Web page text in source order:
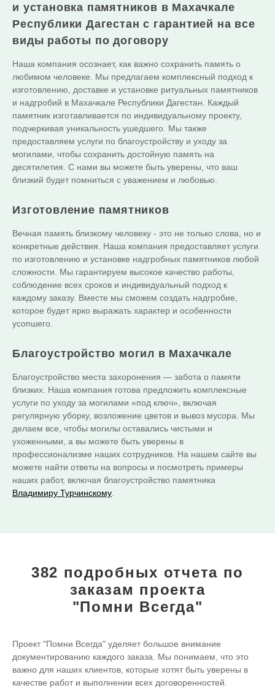
и установка памятников в Махачкале
Республики Дагестан с гарантией на все
виды работы по договору
Наша компания осознает, как важно сохранить память о
любимом человеке. Мы предлагаем комплексный подход к
изготовлению, доставке и установке ритуальных памятников
и надгробий в Махачкале Республики Дагестан. Каждый
памятник изготавливается по индивидуальному проекту,
подчеркивая уникальность ушедшего. Мы также
предоставляем услуги по благоустройству и уходу за
могилами, чтобы сохранить достойную память на
десятилетия. С нами вы можете быть уверены, что ваш
близкий будет помниться с уважением и любовью.
Изготовление памятников
Вечная память близкому человеку - это не только слова, но и
конкретные действия. Наша компания предоставляет услуги
по изготовлению и установке надгробных памятников любой
сложности. Мы гарантируем высокое качество работы,
соблюдение всех сроков и индивидуальный подход к
каждому заказу. Вместе мы сможем создать надгробие,
которое будет ярко выражать характер и особенности
усопшего.
Благоустройство могил в Махачкале
Благоустройство места захоронения — забота о памяти
близких. Наша компания готова предложить комплексные
услуги по уходу за могилами «под ключ», включая
регулярную уборку, возложение цветов и вывоз мусора. Мы
делаем все, чтобы могилы оставались чистыми и
ухоженными, а вы можете быть уверены в
профессионализме наших сотрудников. На нашем сайте вы
можете найти ответы на вопросы и посмотреть примеры
наших работ, включая благоустройство памятника
Владимиру Турчинскому
382 подробных отчета по
заказам проекта
"Помни Всегда"
Проект "Помни Всегда" уделяет большое внимание
документированию каждого заказа. Мы понимаем, что это
важно для наших клиентов, которые хотят быть уверены в
качестве работ и выполнении всех договоренностей.